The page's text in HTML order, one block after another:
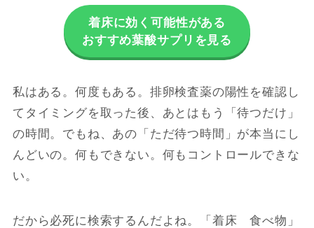
着床に効く可能性がある
おすすめ葉酸サプリを見る
私はある。何度もある。排卵検査薬の陽性を確認し
てタイミングを取った後、あとはもう「待つだけ」
の時間。でもね、あの「ただ待つ時間」が本当にし
んどいの。何もできない。何もコントロールできな
い。
だから必死に検索するんだよね。「着床 食べ物」